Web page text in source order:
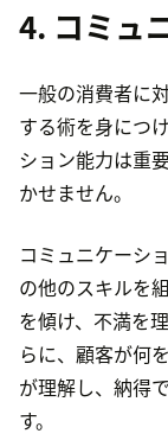
4. コミュ
一般の消費者に
する術を身につ
ション能力は重
かせません。
コミュニケーシ
の他のスキルを
を傾け、不満を
らに、顧客が何
が理解し、納得
す。